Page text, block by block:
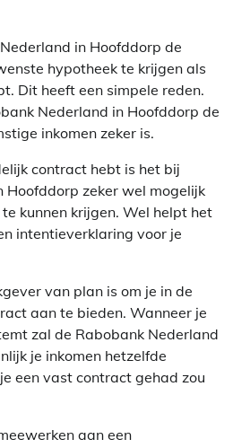
in Hoofddorp de
hypotheek te krijgen als
Dit heeft een simpele reden.
Nederland in Hoofddorp de
inkomen zeker is.
contract hebt is het bij
Hoofddorp zeker wel mogelijk
kunnen krijgen. Wel helpt het
intentieverklaring voor je
van plan is om je in de
aan te bieden. Wanneer je
zal de Rabobank Nederland
je inkomen hetzelfde
een vast contract gehad zou
aan een